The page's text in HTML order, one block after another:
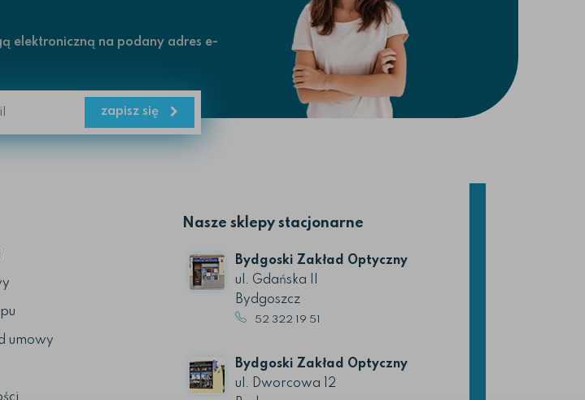
elektroniczną na podany adres e-
zapisz się
umowy
Nasze sklepy stacjonarne
Bydgoski Zakład Optyczny
ul. Gdańska II
Bydgoszcz
52 322 19 51
Bydgoski Zakład Optyczny
ul. Dworcowa 12